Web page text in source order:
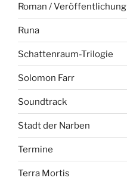
Roman / Veröffentlichung
Runa
Schattenraum-Trilogie
Solomon Farr
Soundtrack
Stadt der Narben
Termine
Terra Mortis